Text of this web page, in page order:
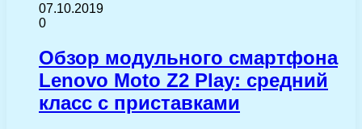
07.10.2019
0
Обзор модульного смартфона
Lenovo Moto Z2 Play: средний
класс с приставками